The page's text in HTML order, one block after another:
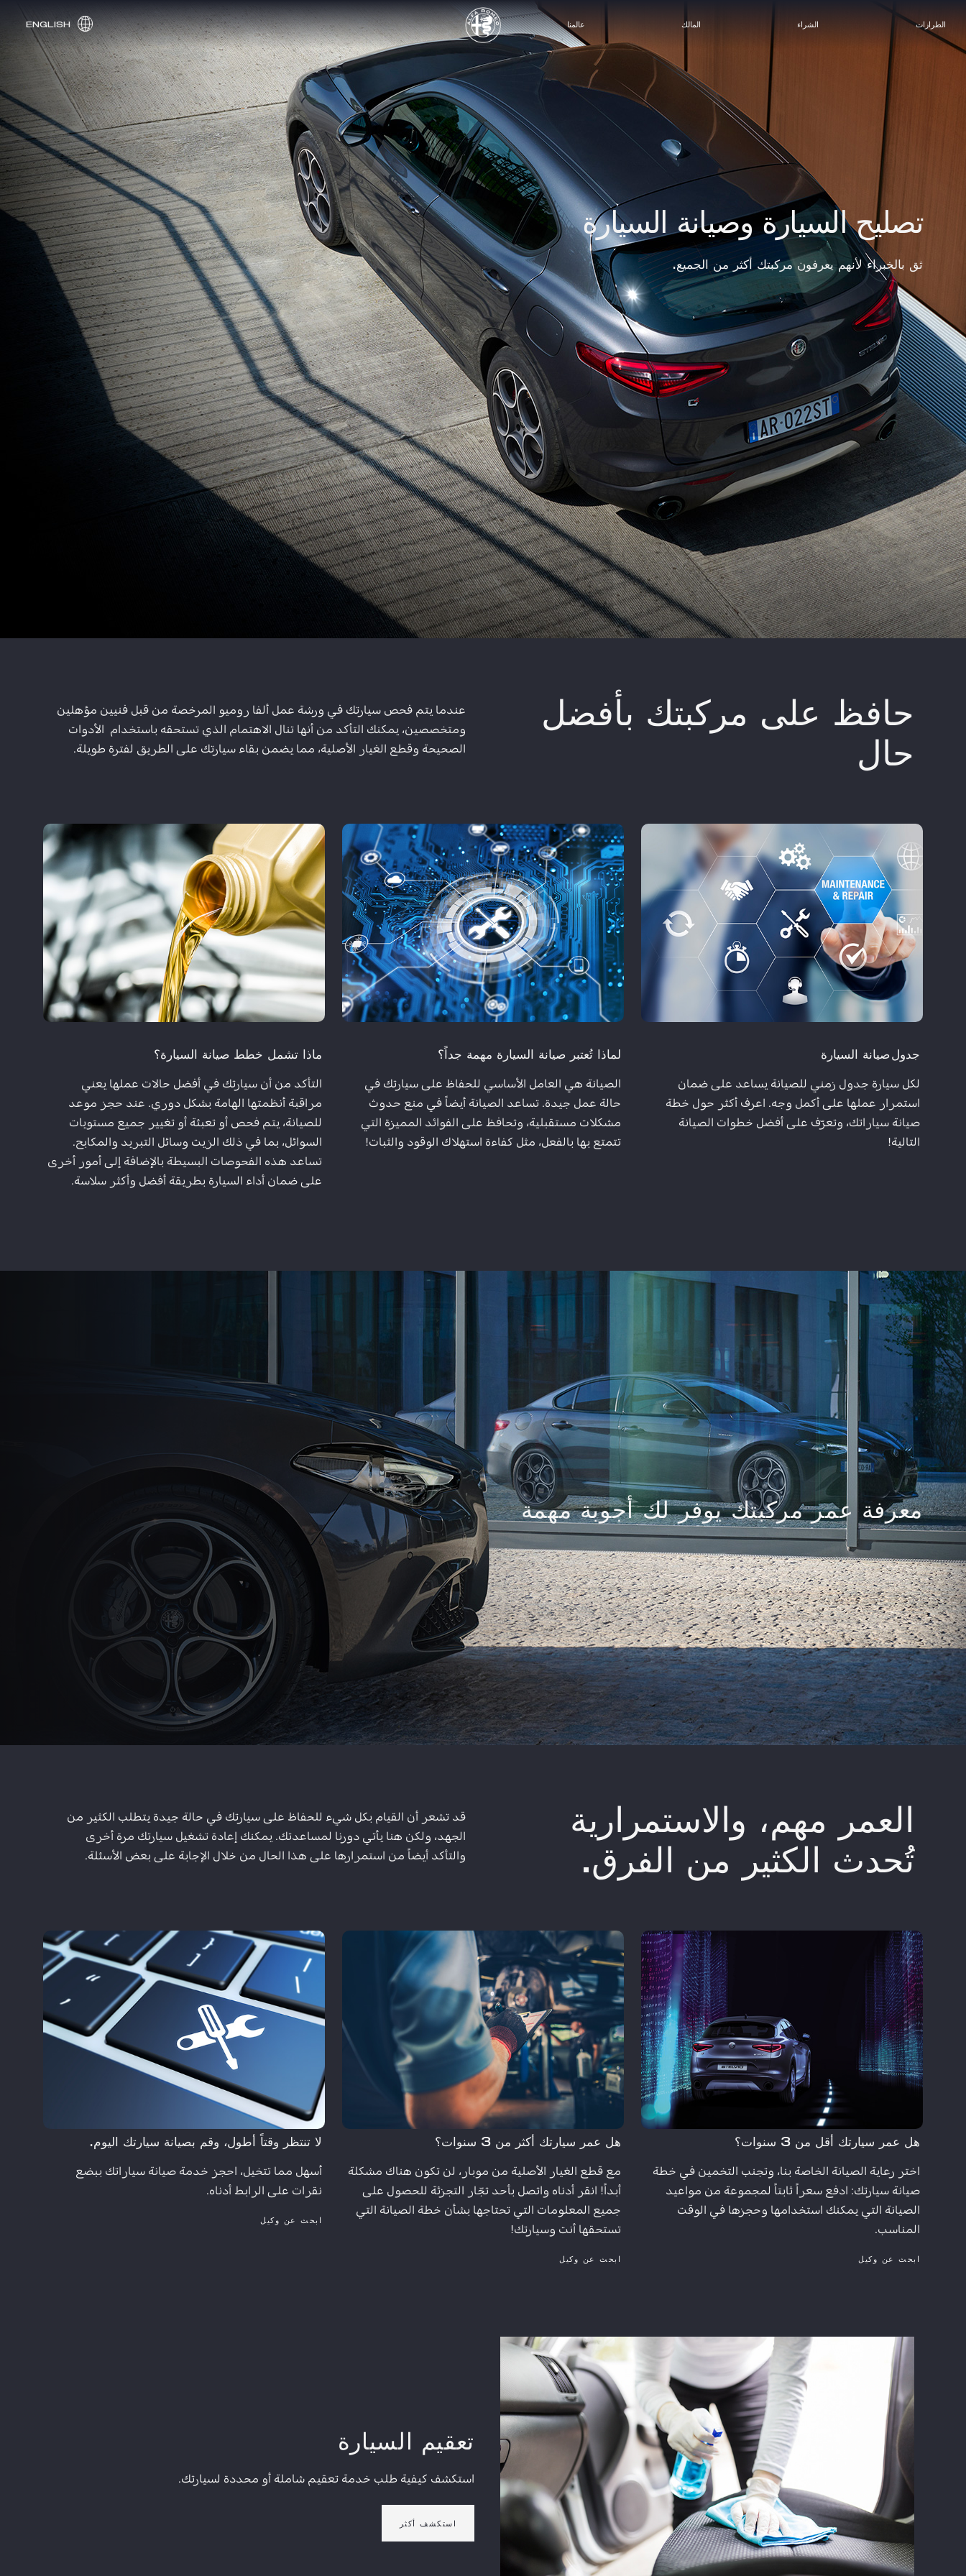
الطرازات
ابتداءً من (مع الضريبة)184,236 ر.س ابتداءً من (مع الضريبة)274,851 ر.س
الشراء المالك
خدمات ما بعد البيع
عالمنا
الرعاية الرسمية/فورمولا ١ التراث
ENGLISH
تصليح السيارة وصيانة السيارة
ثق بالخبراء لأنهم يعرفون مركبتك أكثر من الجميع.
حافظ على مركبتك بأفضل
حال
عندما يتم فحص سيارتك في ورشة عمل ألفا روميو المرخصة من قبل فنيين مؤهلين
ومتخصصين، يمكنك التأكد من أنها تنال الاهتمام الذي تستحقه باستخدام الأدوات
الصحيحة وقطع الغيار الأصلية، مما يضمن بقاء سيارتك على الطريق لفترة طويلة.
جدول صيانة السيارة
لكل سيارة جدول زمني للصيانة يساعد على ضمان
استمرار عملها على أكمل وجه. اعرف أكثر حول خطة
صيانة سياراتك، وتعرّف على أفضل خطوات الصيانة
التالية!
لماذا تُعتبر صيانة السيارة مهمة جداً؟
الصيانة هي العامل الأساسي للحفاظ على سيارتك في
حالة عمل جيدة. تساعد الصيانة أيضاً في منع حدوث
مشكلات مستقبلية، وتحافظ على الفوائد المميزة التي
تتمتع بها بالفعل، مثل كفاءة استهلاك الوقود والثبات!
ماذا تشمل خطط صيانة السيارة؟
التأكد من أن سيارتك في أفضل حالات عملها يعني
مراقبة أنظمتها الهامة بشكل دوري. عند حجز موعد
للصيانة، يتم فحص أو تعبئة أو تغيير جميع مستويات
السوائل، بما في ذلك الزيت وسائل التبريد والمكابح.
تساعد هذه الفحوصات البسيطة بالإضافة إلى أمور أخرى
على ضمان أداء السيارة بطريقة أفضل وأكثر سلاسة.
معرفة عمر مركبتك يوفر لك أجوبة مهمة
العمر مهم، والاستمرارية
تُحدث الكثير من الفرق.
قد تشعر أن القيام بكل شيء للحفاظ على سيارتك في حالة جيدة يتطلب الكثير من
الجهد، ولكن هنا يأتي دورنا لمساعدتك. يمكنك إعادة تشغيل سيارتك مرة أخرى
والتأكد أيضاً من استمرارها على هذا الحال من خلال الإجابة على بعض الأسئلة.
هل عمر سيارتك أقل من 3 سنوات؟
اختر رعاية الصيانة الخاصة بنا، وتجنب التخمين في خطة
صيانة سيارتك: ادفع سعراً ثابتاً لمجموعة من مواعيد
الصيانة التي يمكنك استخدامها وحجزها في الوقت
المناسب.
ابحث عن وكيل
هل عمر سيارتك أكثر من 3 سنوات؟
مع قطع الغيار الأصلية من موبار، لن تكون هناك مشكلة
أبداً! انقر أدناه واتصل بأحد تجّار التجزئة للحصول على
جميع المعلومات التي تحتاجها بشأن خطة الصيانة التي
تستحقها أنت وسيارتك!
ابحث عن وكيل
لا تنتظر وقتاً أطول، وقم بصيانة سيارتك اليوم.
أسهل مما تتخيل، احجز خدمة صيانة سياراتك ببضع
نقرات على الرابط أدناه.
ابحث عن وكيل
تعقيم السيارة
استكشف كيفية طلب خدمة تعقيم شاملة أو محددة لسيارتك.
استكشف أكثر